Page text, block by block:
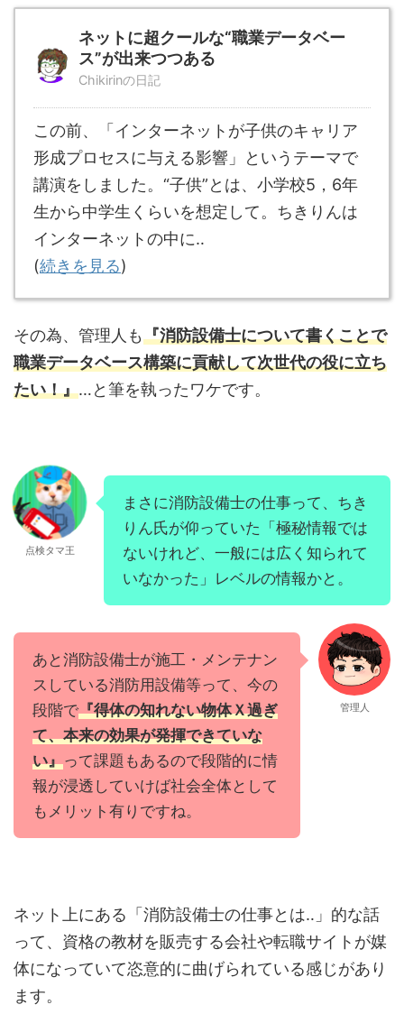
ネットに超クールな“職業データベー
ス”が出来つつある
Chikirinの日記
この前、「インターネットが子供のキャリア
形成プロセスに与える影響」というテーマで
講演をしました。“子供”とは、小学校5，6年
生から中学生くらいを想定して。ちきりんは
インターネットの中に‥
(続きを見る)
その為、管理人も『消防設備士について書くことで
職業データベース構築に貢献して次世代の役に立ち
たい！』…と筆を執ったワケです。
点検タマ王
まさに消防設備士の仕事って、ちき
りん氏が仰っていた「極秘情報では
ないけれど、一般には広く知られて
いなかった」レベルの情報かと。
あと消防設備士が施工・メンテナン
スしている消防用設備等って、今の
段階で『得体の知れない物体Ｘ過ぎ
て、本来の効果が発揮できていな
い』って課題もあるので段階的に情
報が浸透していけば社会全体として
もメリット有りですね。
管理人
ネット上にある「消防設備士の仕事とは‥」的な話
って、資格の教材を販売する会社や転職サイトが媒
体になっていて恣意的に曲げられている感じがあり
ます。